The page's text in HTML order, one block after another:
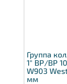
Группа
1" ВР/ВР
W903
мм